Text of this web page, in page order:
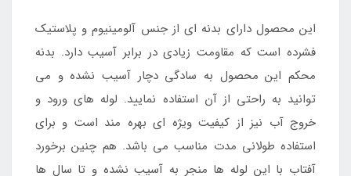
این محصول دارای بدنه ای از جنس آلومینیوم و پلاستیک
فشرده است که مقاومت زیادی در برابر آسیب دارد. بدنه
محکم این محصول به سادگی دچار آسیب نشده و می
توانید به راحتی از آن استفاده نمایید. لوله های ورود و
خروج آب نیز از کیفیت ویژه ای بهره مند است و برای
استفاده طولانی مدت مناسب می باشد. هم چنین برخورد
آفتاب با این لوله ها منجر به آسیب نشده و تا سال ها